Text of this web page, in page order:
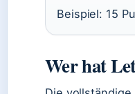
Beispiel: 15
Wer hat